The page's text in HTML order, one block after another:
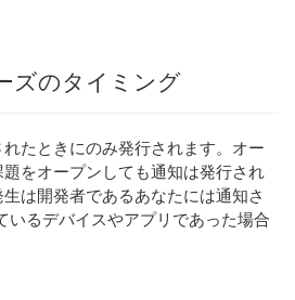
ズのタイミング
たときにのみ発行されます。オー
をオープンしても通知は発行され
は開発者であるあなたには通知さ
いるデバイスやアプリであった場合